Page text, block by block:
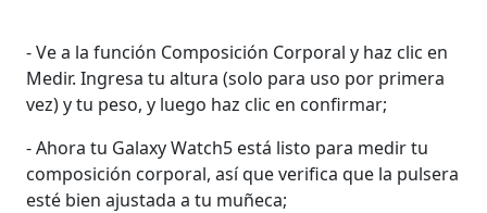
- Ve a la función Composición Corporal y haz clic en
Medir. Ingresa tu altura (solo para uso por primera
vez) y tu peso, y luego haz clic en confirmar;
- Ahora tu Galaxy Watch5 está listo para medir tu
composición corporal, así que verifica que la pulsera
esté bien ajustada a tu muñeca;